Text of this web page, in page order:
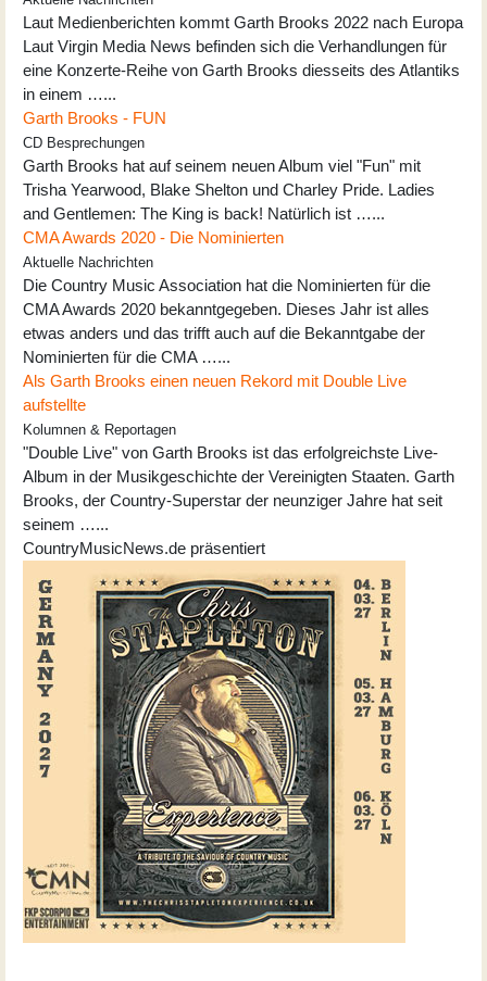
Laut Medienberichten kommt Garth Brooks 2022 nach Europa
Laut Virgin Media News befinden sich die Verhandlungen für
eine Konzerte-Reihe von Garth Brooks diesseits des Atlantiks
in einem …...
Garth Brooks - FUN
CD Besprechungen
Garth Brooks hat auf seinem neuen Album viel "Fun" mit
Trisha Yearwood, Blake Shelton und Charley Pride. Ladies
and Gentlemen: The King is back! Natürlich ist …...
CMA Awards 2020 - Die Nominierten
Aktuelle Nachrichten
Die Country Music Association hat die Nominierten für die
CMA Awards 2020 bekanntgegeben. Dieses Jahr ist alles
etwas anders und das trifft auch auf die Bekanntgabe der
Nominierten für die CMA …...
Als Garth Brooks einen neuen Rekord mit Double Live
aufstellte
Kolumnen & Reportagen
"Double Live" von Garth Brooks ist das erfolgreichste Live-
Album in der Musikgeschichte der Vereinigten Staaten. Garth
Brooks, der Country-Superstar der neunziger Jahre hat seit
seinem …...
CountryMusicNews.de präsentiert